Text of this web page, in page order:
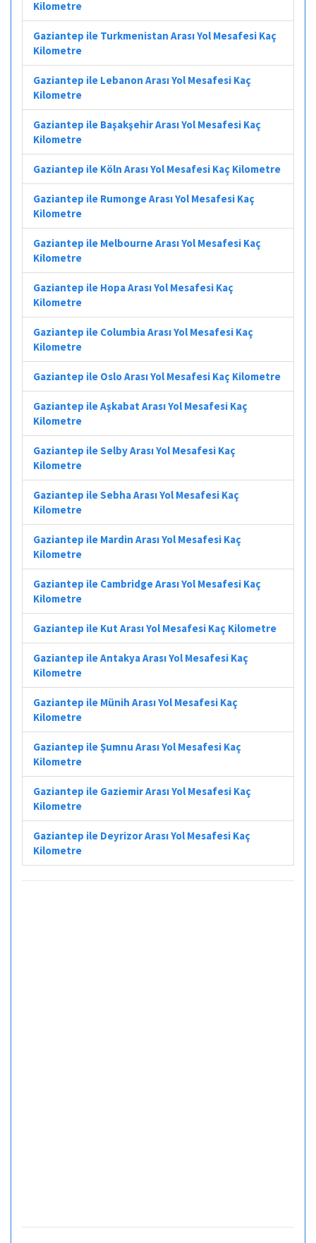
Kilometre
Gaziantep ile Turkmenistan Arası Yol Mesafesi Kaç
Kilometre
Gaziantep ile Lebanon Arası Yol Mesafesi Kaç
Kilometre
Gaziantep ile Başakşehir Arası Yol Mesafesi Kaç
Kilometre
Gaziantep ile Köln Arası Yol Mesafesi Kaç Kilometre
Gaziantep ile Rumonge Arası Yol Mesafesi Kaç
Kilometre
Gaziantep ile Melbourne Arası Yol Mesafesi Kaç
Kilometre
Gaziantep ile Hopa Arası Yol Mesafesi Kaç
Kilometre
Gaziantep ile Columbia Arası Yol Mesafesi Kaç
Kilometre
Gaziantep ile Oslo Arası Yol Mesafesi Kaç Kilometre
Gaziantep ile Aşkabat Arası Yol Mesafesi Kaç
Kilometre
Gaziantep ile Selby Arası Yol Mesafesi Kaç
Kilometre
Gaziantep ile Sebha Arası Yol Mesafesi Kaç
Kilometre
Gaziantep ile Mardin Arası Yol Mesafesi Kaç
Kilometre
Gaziantep ile Cambridge Arası Yol Mesafesi Kaç
Kilometre
Gaziantep ile Kut Arası Yol Mesafesi Kaç Kilometre
Gaziantep ile Antakya Arası Yol Mesafesi Kaç
Kilometre
Gaziantep ile Münih Arası Yol Mesafesi Kaç
Kilometre
Gaziantep ile Şumnu Arası Yol Mesafesi Kaç
Kilometre
Gaziantep ile Gaziemir Arası Yol Mesafesi Kaç
Kilometre
Gaziantep ile Deyrizor Arası Yol Mesafesi Kaç
Kilometre